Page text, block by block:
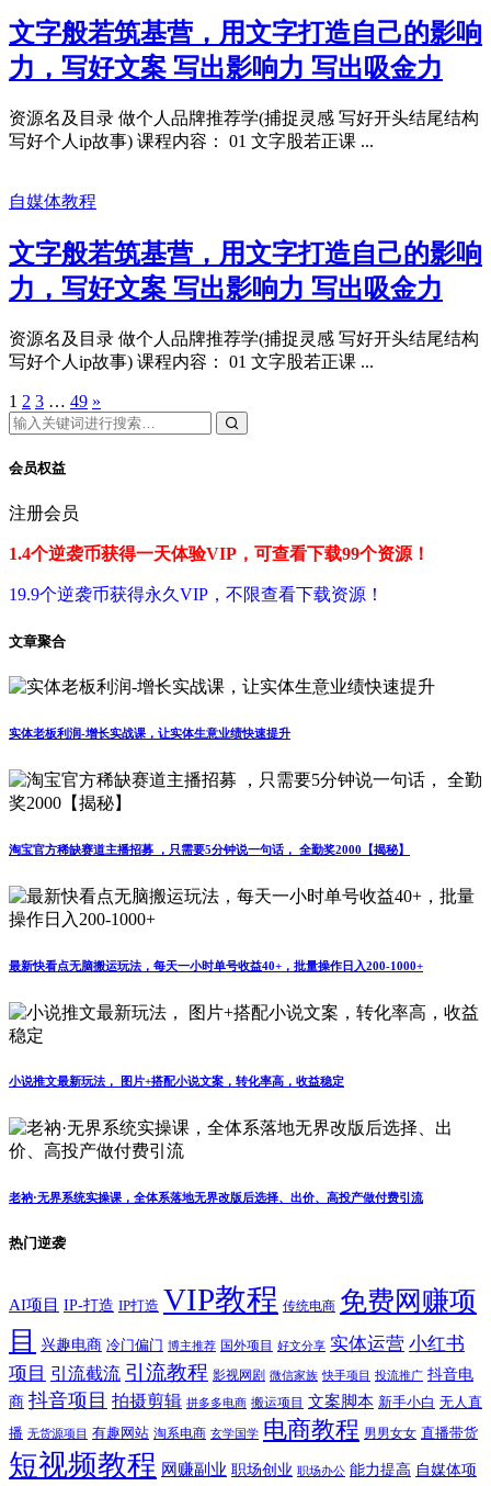
文字般若筑基营，用文字打造自己的影响
力，写好文案 写出影响力 写出吸金力
资源名及目录 做个人品牌推荐学(捕捉灵感 写好开头结尾结构
写好个人ip故事) 课程内容： 01 文字股若正课 ...
自媒体教程
文字般若筑基营，用文字打造自己的影响
力，写好文案 写出影响力 写出吸金力
资源名及目录 做个人品牌推荐学(捕捉灵感 写好开头结尾结构
写好个人ip故事) 课程内容： 01 文字股若正课 ...
1 2 3 … 49 »
会员权益
注册会员
1.4个逆袭币获得一天体验VIP，可查看下载99个资源！
19.9个逆袭币获得永久VIP，不限查看下载资源！
文章聚合
实体老板利润-增长实战课，让实体生意业绩快速提升
淘宝官方稀缺赛道主播招募 ，只需要5分钟说一句话， 全勤奖2000【揭秘】
最新快看点无脑搬运玩法，每天一小时单号收益40+，批量操作日入200-1000+
小说推文最新玩法， 图片+搭配小说文案，转化率高，收益稳定
老衲·无界系统实操课，全体系落地无界改版后选择、出价、高投产做付费引流
热门逆袭
AI项目 IP-打造 IP打造 VIP教程 传统电商 免费网赚项
目
兴趣电商 冷门偏门 博主推荐 国外项目 好文分享 实体运营 小红书
项目 引流截流 引流教程 影视网剧 微信家族 快手项目 投流推广 抖音电
商 抖音项目 拍摄剪辑 拼多多电商 搬运项目 文案脚本 新手小白 无人直
播 无货源项目 有趣网站 淘系电商 玄学国学 电商教程 男男女女 直播带货
短视频教程 网赚副业 职场创业 职场办公 能力提高 自媒体项